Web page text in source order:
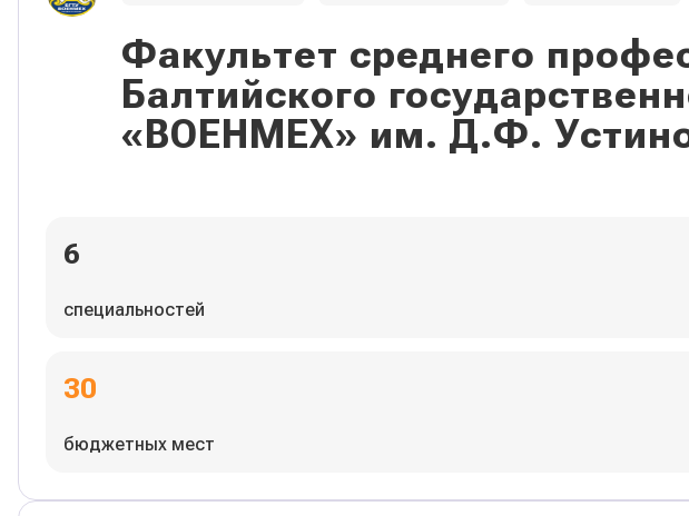
Факультет среднего
Балтийского
«ВОЕНМЕХ» им. Д.Ф.
6
специальностей
30
бюджетных мест